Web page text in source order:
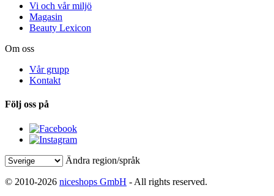
Vi och vår miljö
Magasin
Beauty Lexicon
Om oss
Vår grupp
Kontakt
Följ oss på
Ändra region/språk
© 2010-2026 niceshops GmbH - All rights reserved.